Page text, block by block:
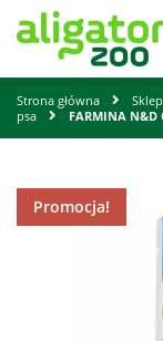
Strona główna Sklep
psa
FARMINA
Promocja!